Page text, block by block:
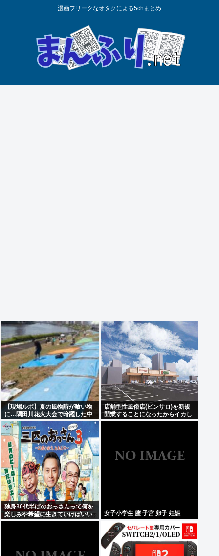
漫画フリークなオタクによる5chまとめ
【現場ルポ】夏の風物詩が喰い物
に…隅田川花火大会で暗躍した中
国人「場所取り転売ヤー」の高笑
い
店舗型性風俗店(ピンサロ)を新規
開業することになったからイカし
た店名考えてくれ
独身30代半ばのおっさんって何を
楽しみや希望に生きていけばいい
んだ？
女子小学生 膣 子宮 卵子 妊娠